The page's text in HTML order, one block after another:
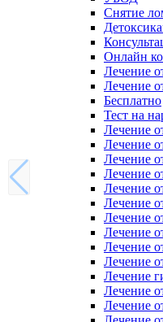
Снятие
Онлайн
Лечение
Лечение
Бесплатно
Тест на
Лечение
Лечение
Лечение
Лечение
Лечение
Лечение
Лечение
Лечение
Лечение
Лечение
Лечение
Лечение
Лечение